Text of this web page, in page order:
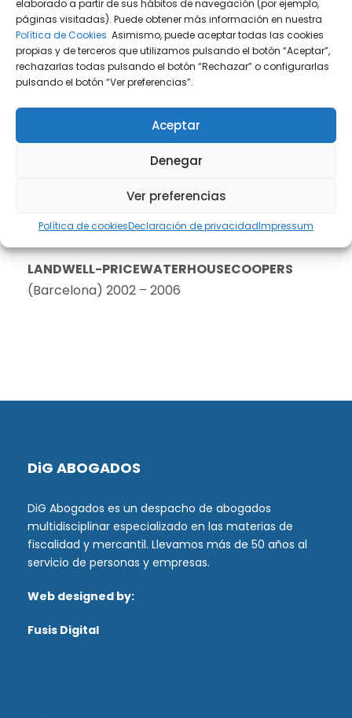
elaborado a partir de sus hábitos de navegación (por ejemplo,
páginas visitadas). Puede obtener más información en nuestra
Política de Cookies. Asimismo, puede aceptar todas las cookies
propias y de terceros que utilizamos pulsando el botón “Aceptar”,
rechazarlas todas pulsando el botón “Rechazar” o configurarlas
pulsando el botón “Ver preferencias”.
Aceptar
Denegar
Ver preferencias
Política de cookiesDeclaración de privacidadImpressum
EXPERIENCIA
Écija & Asociados Abogados Barcelona
PRICEWATERHOUSECOOPERS2012-2022
Bond Pearce LLP(Bristol, UK) 2007 – 2011
LANDWELL-PRICEWATERHOUSECOOPERS
(Barcelona) 2002 – 2006
DiG ABOGADOS
DiG Abogados es un despacho de abogados
multidisciplinar especializado en las materias de
fiscalidad y mercantil. Llevamos más de 50 años al
servicio de personas y empresas.
Web designed by:
Fusis Digital